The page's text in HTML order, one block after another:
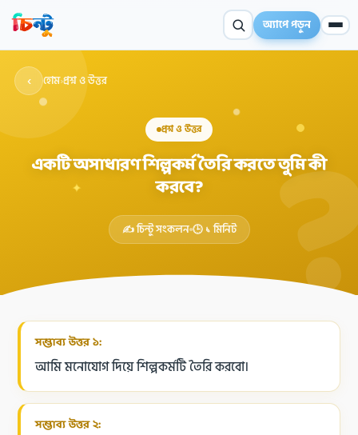
অ্যাপে পড়ুন
✦
‹ হোম›প্রশ্ন ও উত্তর
প্রশ্ন ও উত্তর
একটি অসাধারণ শিল্পকর্ম তৈরি করতে তুমি কী
করবে?
✍️ চিন্টু সংকলন 🕒 ১ মিনিট
সম্ভাব্য উত্তর ১:
আমি মনোযোগ দিয়ে শিল্পকর্মটি তৈরি করবো।
সম্ভাব্য উত্তর ২: